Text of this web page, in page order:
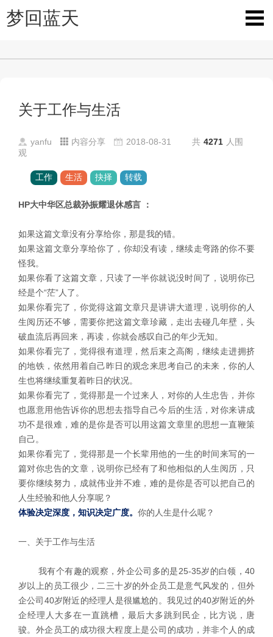
梦回蓝天
关于工作与生活
yanfu 内容分享 2018-08-31 共 4271 人围
观
工作 生活 抉择 转载
HP大中华区总裁孙振耀退休感言 ：
如果这篇文章没有分享给你，那是我的错。
如果这篇文章分享给你了，你却没有读，继续走弯路的你不要
怪我。
如果你看了这篇文章，只读了一半你就说没时间了，说明你已
经是个“茫”人了。
如果你看完了，你觉得这篇文章只是讲讲大道理，说明你的人
生阅历还不够，需要你把这篇文章珍藏，走出去碰几年壁，头
破血流后再回来，再读，你就会感叹自己的年少无知。
如果你看完了，觉得很有道理，然后束之高阁，继续走进拥挤
的地铁，依然用着自己昨日的观念来思考自己的未来，你的人
生也将继续重复着昨日的状况。
如果你看完了，觉得那是一个过来人，对你的人生忠告，并你
也愿意用他告诉你的思想去指导自己今后的生活，对你来讲成
功不是很难，难的是你是否可以用这篇文章里的思想一直鞭策
自己。
如果你看完了，觉得那是一个长辈用他的一生的时间来写的一
篇对你忠告的文章，说明你已经有了和他相似的人生阅历，只
要你继续努力，成就伟业并不难，难的是你是否可以把自己的
人生经验和他人分享呢？
体验决定深度，知识决定广度。 你的人生是什么呢？
一、关于工作与生活
我有个有趣的观察，外企公司多的是25-35岁的白领，40
岁以上的员工很少，二三十岁的外企员工是意气风发的，但外
企公司40岁附近的经理人是很尴尬的。我见过的40岁附近的外
企经理人大多在一直跳槽，最后大多跳到民企，比方说，唐
骏。外企员工的成功很大程度上是公司的成功，并非个人的成